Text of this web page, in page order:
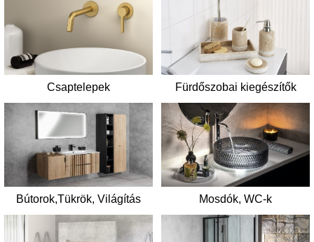
Csaptelepek Fürdőszobai kiegészítők
Bútorok,Tükrök, Világítás Mosdók, WC-k